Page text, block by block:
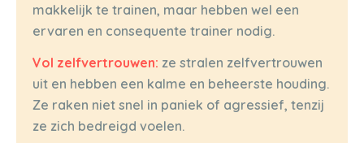
makkelijk te trainen, maar hebben wel een
ervaren en consequente trainer nodig.
Vol zelfvertrouwen: ze stralen zelfvertrouwen
uit en hebben een kalme en beheerste houding.
Ze raken niet snel in paniek of agressief, tenzij
ze zich bedreigd voelen.